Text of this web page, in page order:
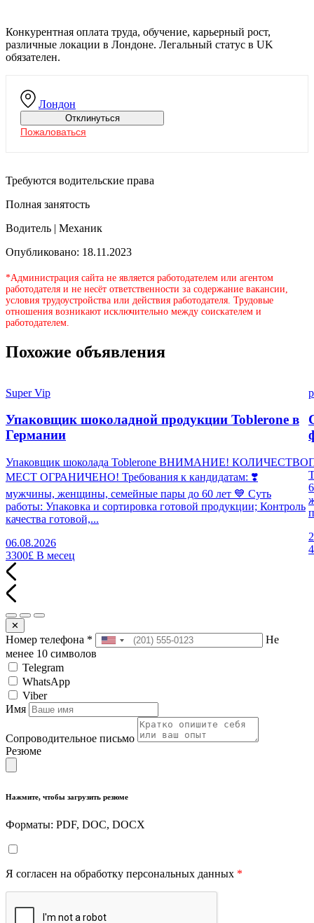
Лондон
Отклинуться
Пожаловаться
Конкурентная оплата труда, обучение, карьерный рост,
различные локации в Лондоне. Легальный статус в UK
обязателен.
Требуются водительские права
Полная занятость
Водитель | Механик
Опубликовано: 18.11.2023
*Администрация сайта не является работодателем или агентом
работодателя и не несёт ответственности за содержание вакансии,
условия трудоустройства или действия работодателя. Трудовые
отношения возникают исключительно между соискателем и
работодателем.
Похожие объявления
Super Vip
Упаковщик шоколадной продукции Toblerone в
Германии
Упаковщик шоколада Toblerone ВНИМАНИЕ! КОЛИЧЕСТВО
МЕСТ ОГРАНИЧЕНО! Требования к кандидатам: ❣️
мужчины, женщины, семейные пары до 60 лет 💙 Суть
работы: Упаковка и сортировка готовой продукции; Контроль
качества готовой,...
06.08.2026
3300£ В месец
✕
Номер телефона *
Не
менее 10 символов
Telegram
WhatsApp
Viber
Имя
Сопроводительное письмо
Резюме
Нажмите, чтобы загрузить резюме
Форматы: PDF, DOC, DOCX
Я согласен на обработку персональных данных *